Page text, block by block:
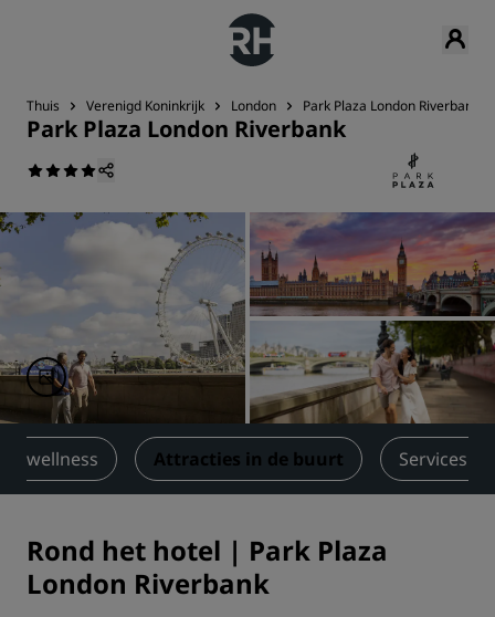
Thuis Verenigd Koninkrijk London Park Plaza London Riverbank
Park Plaza London Riverbank
wellness Attracties in de buurt Services
Rond het hotel | Park Plaza
London Riverbank